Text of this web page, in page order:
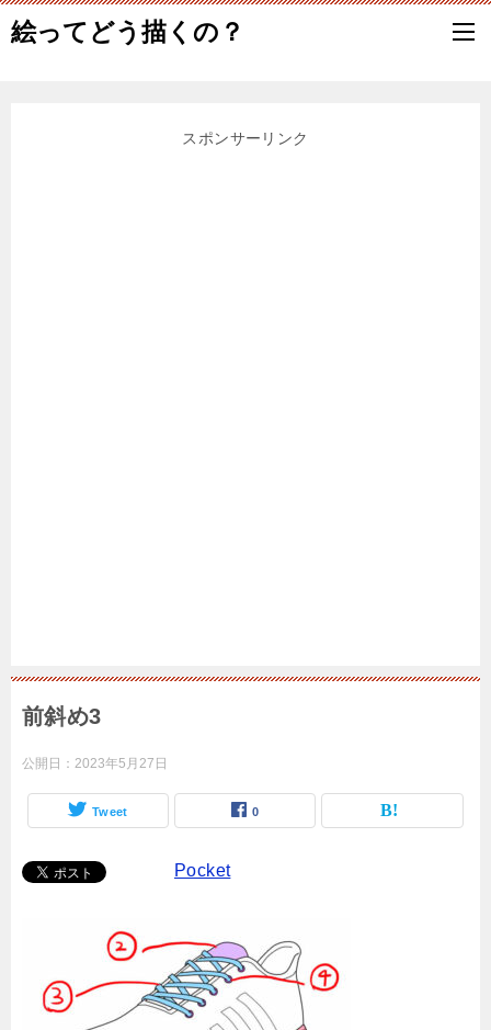
絵ってどう描くの？
スポンサーリンク
前斜め3
公開日： 2023年5月27日
Tweet 0
Pocket